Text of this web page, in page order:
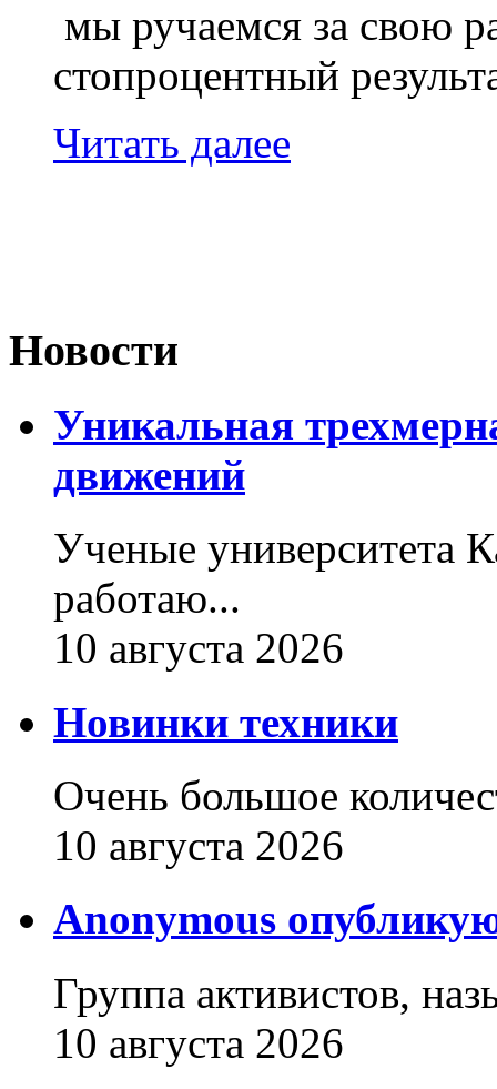
мы ручаемся за свою
стопроцентный
Читать далее
Новости
Уникальная
движений
Ученые университета
работаю...
10 августа 2026
Новинки техники
Очень большое
10 августа 2026
Anonymous
Группа активистов,
10 августа 2026